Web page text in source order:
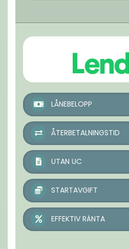
LÅNEBELOPP
ÅTERBETALNINGSTID
UTAN UC
STARTAVGIFT
EFFEKTIV RÄNTA